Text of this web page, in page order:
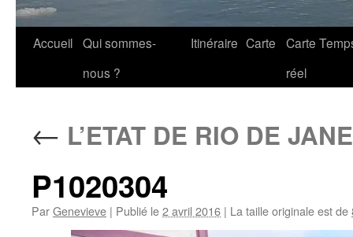
Aller
Accueil Qui sommes-
nous ?
Itinéraire Carte
Carte
réel
← L’ETAT DE RIO DE
P1020304
ParGenevieve | Publié le2 avril 2016 | La taille originale est de